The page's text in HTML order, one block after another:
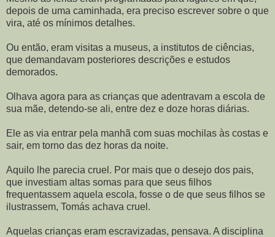
depois de uma caminhada, era preciso escrever sobre o que
vira, até os mínimos detalhes.
Ou então, eram visitas a museus, a institutos de ciências,
que demandavam posteriores descrições e estudos
demorados.
Olhava agora para as crianças que adentravam a escola de
sua mãe, detendo-se ali, entre dez e doze horas diárias.
Ele as via entrar pela manhã com suas mochilas às costas e
sair, em torno das dez horas da noite.
Aquilo lhe parecia cruel. Por mais que o desejo dos pais,
que investiam altas somas para que seus filhos
frequentassem aquela escola, fosse o de que seus filhos se
ilustrassem, Tomás achava cruel.
Aquelas crianças eram escravizadas, pensava. A disciplina